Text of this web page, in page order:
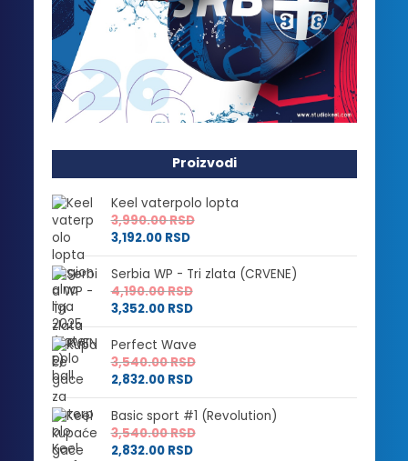
Proizvodi
Keel vaterpolo lopta
3,990.00RSD
3,192.00 RSD
Serbia WP - Tri zlata (CRVENE)
4,190.00RSD
3,352.00 RSD
Perfect Wave
3,540.00RSD
2,832.00 RSD
Basic sport #1 (Revolution)
3,540.00RSD
2,832.00 RSD